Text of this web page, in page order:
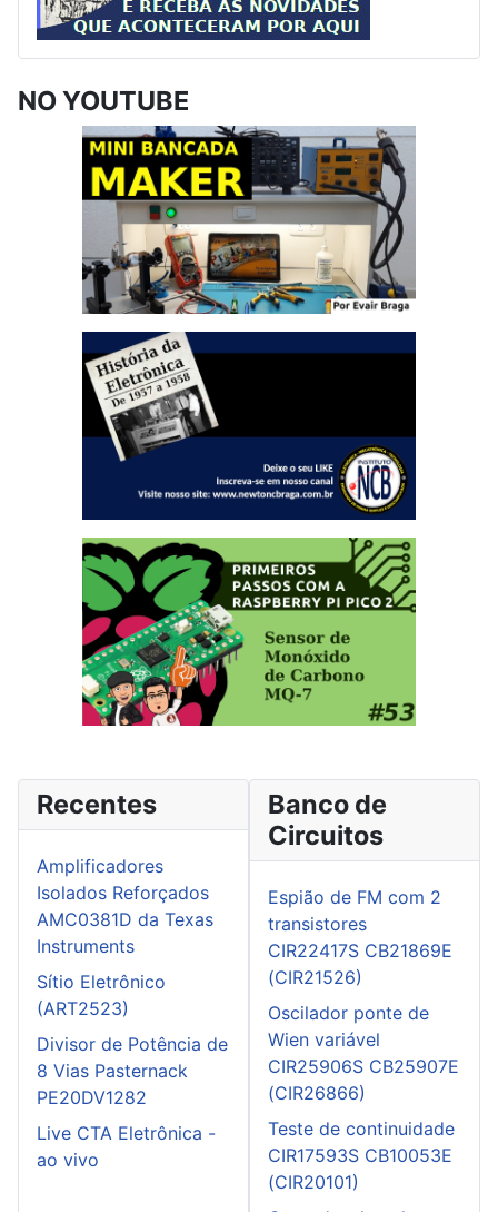
NO YOUTUBE
Recentes
Amplificadores
Isolados Reforçados
AMC0381D da Texas
Instruments
Sítio Eletrônico
(ART2523)
Divisor de Potência de
8 Vias Pasternack
PE20DV1282
Live CTA Eletrônica -
ao vivo
Banco de
Circuitos
Espião de FM com 2
transistores
CIR22417S CB21869E
(CIR21526)
Oscilador ponte de
Wien variável
CIR25906S CB25907E
(CIR26866)
Teste de continuidade
CIR17593S CB10053E
(CIR20101)